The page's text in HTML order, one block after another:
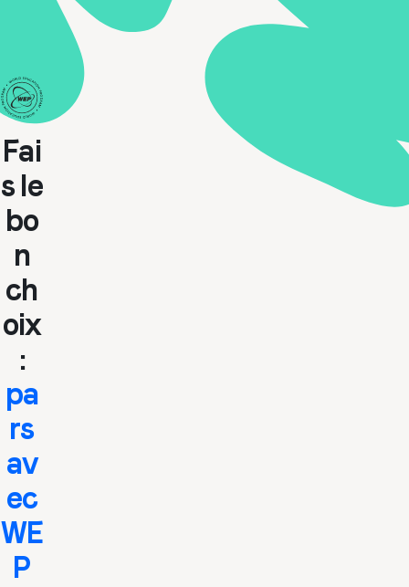
Fai
s le
bo
n
ch
oix
:
pa
rs
av
ec
WE
P